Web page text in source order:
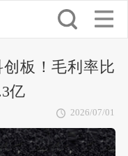
板！毛利率比
亿
2026/07/01